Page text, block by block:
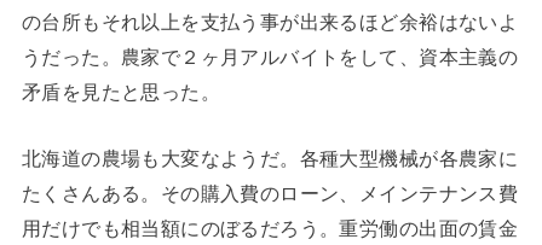
の台所もそれ以上を支払う事が出来るほど余裕はないよ
うだった。農家で２ヶ月アルバイトをして、資本主義の
矛盾を見たと思った。
北海道の農場も大変なようだ。各種大型機械が各農家に
たくさんある。その購入費のローン、メインテナンス費
用だけでも相当額にのぼるだろう。重労働の出面の賃金